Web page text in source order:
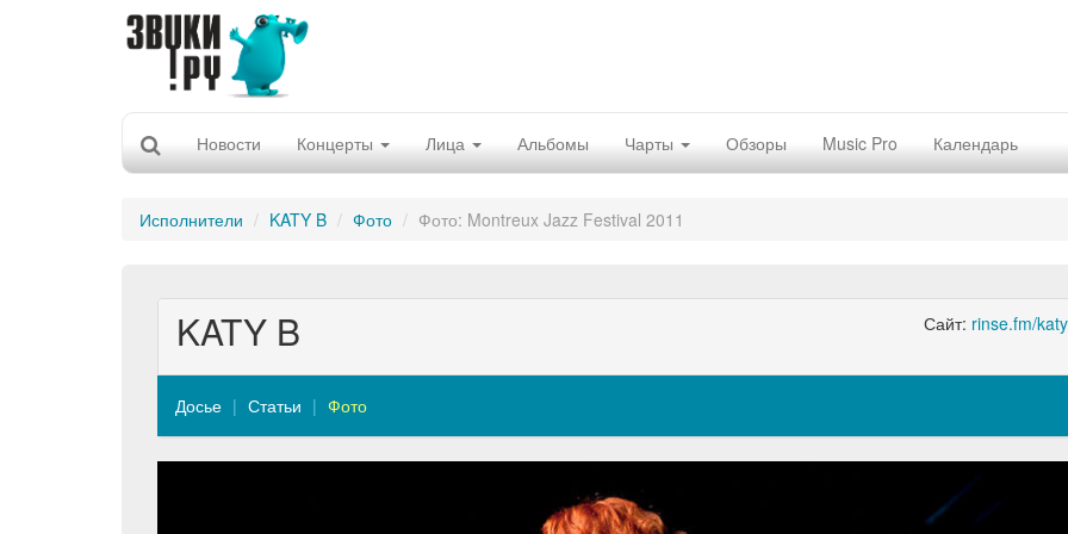
Новости Концерты Лица Альбомы Чарты Обзоры Music Pro Календарь
Исполнители KATY B Фото Фото: Montreux Jazz Festival 2011
Сайт: rinse.fm/
KATY B
Досье Статьи Фото